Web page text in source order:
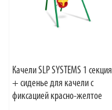
Качели SLP SYSTEMS 1 секция
+ сиденье для качели с
фиксацией красно-желтое